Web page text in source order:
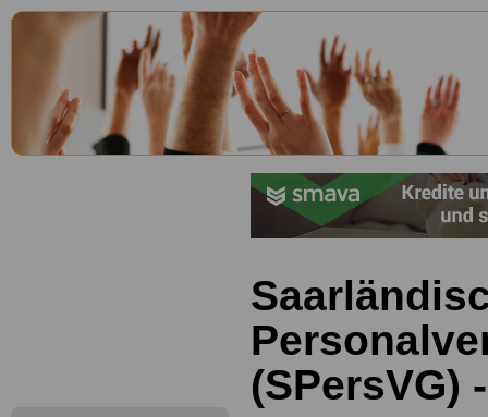
(SPersVG)